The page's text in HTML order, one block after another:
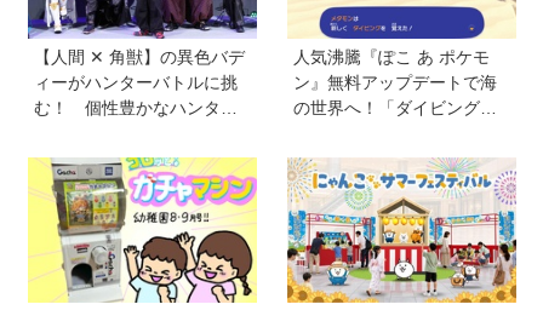
【人間 ✕ 角獣】の異色バデ
ィーがハンターバトルに挑
む！ 個性豊かなハンター
R.E.D.」第２弾『角醒(かく
せい)ハンターオメガホー
ン』が放送開始！
人気沸騰『ぽこ あ ポケモ
ン』無料アップデートで海
の世界へ！「ダイビング」
る追加コンテンツも登場